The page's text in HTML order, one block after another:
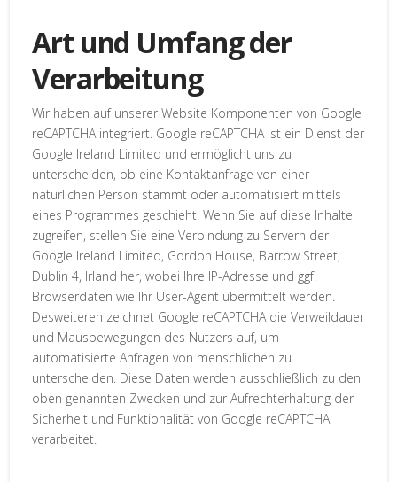
Art und Umfang der
Verarbeitung
Wir haben auf unserer Website Komponenten von Google
reCAPTCHA integriert. Google reCAPTCHA ist ein Dienst der
Google Ireland Limited und ermöglicht uns zu
unterscheiden, ob eine Kontaktanfrage von einer
natürlichen Person stammt oder automatisiert mittels
eines Programmes geschieht. Wenn Sie auf diese Inhalte
zugreifen, stellen Sie eine Verbindung zu Servern der
Google Ireland Limited, Gordon House, Barrow Street,
Dublin 4, Irland her, wobei Ihre IP-Adresse und ggf.
Browserdaten wie Ihr User-Agent übermittelt werden.
Desweiteren zeichnet Google reCAPTCHA die Verweildauer
und Mausbewegungen des Nutzers auf, um
automatisierte Anfragen von menschlichen zu
unterscheiden. Diese Daten werden ausschließlich zu den
oben genannten Zwecken und zur Aufrechterhaltung der
Sicherheit und Funktionalität von Google reCAPTCHA
verarbeitet.